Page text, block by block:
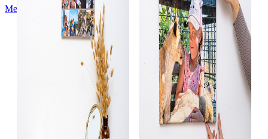
Меню